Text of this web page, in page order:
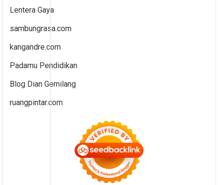
Lentera Gaya
sambungrasa.com
kangandre.com
Padamu Pendidikan
Blog Dian Gemilang
ruangpintar.com